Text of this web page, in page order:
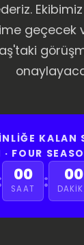
geçecek
KALAN
· FOUR
00
SAAT : 00